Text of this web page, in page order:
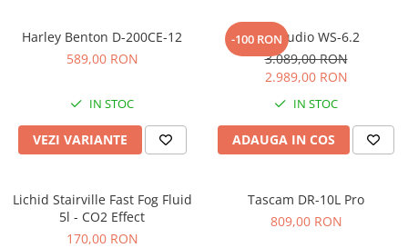
Controllere MIDI - USB DAW
Controllere monitoare de studio
Interfete audio
Interfete MIDI si Cabluri Midi-USB
Microfoane de studio
Pop filtre
Preamplificatoare
Harley Benton D-200CE-12
589,00 RON
IN STOC
VEZI VARIANTE
-100 RON
Kali Audio WS-6.2
3.089,00 RON
2.989,00 RON
IN STOC
ADAUGA IN COS
Lichid Stairville Fast Fog Fluid
5l - CO2 Effect
170,00 RON
Tascam DR-10L Pro
809,00 RON